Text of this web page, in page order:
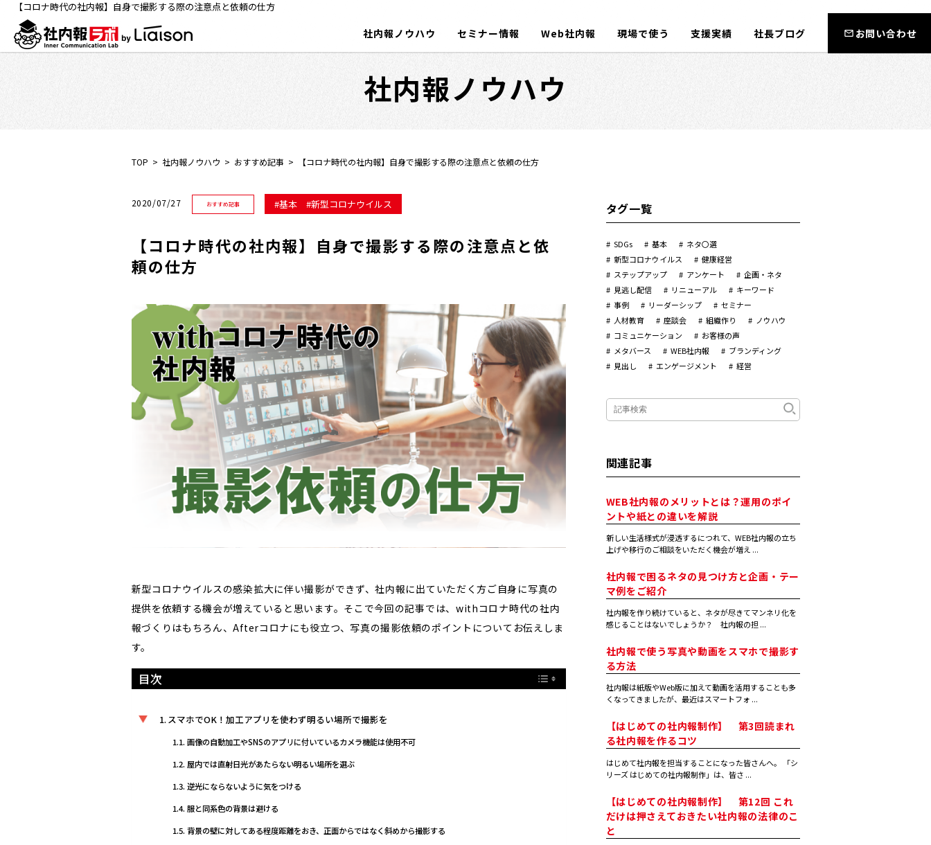
【コロナ時代の社内報】自身で撮影する際の注意点と依頼の仕方
社内報ノウハウ セミナー情報 Web社内報 現場で使う 支援実績 社長ブログ お問い合わせ
社内報ノウハウ
TOP 社内報ノウハウ おすすめ記事 【コロナ時代の社内報】自身で撮影する際の注意点と依頼の仕方
2020/07/27 おすすめ記事 基本 新型コロナウイルス
【コロナ時代の社内報】自身で撮影する際の注意点と依
頼の仕方
新型コロナウイルスの感染拡大に伴い撮影ができず、社内報に出ていただく方ご自身に写真の
提供を依頼する機会が増えていると思います。そこで今回の記事では、withコロナ時代の社内
報づくりはもちろん、Afterコロナにも役立つ、写真の撮影依頼のポイントについてお伝えしま
す。
目次
スマホでOK！加工アプリを使わず明るい場所で撮影を
画像の自動加工やSNSのアプリに付いているカメラ機能は使用不可
屋内では直射日光があたらない明るい場所を選ぶ
逆光にならないように気をつける
服と同系色の背景は避ける
背景の壁に対してある程度距離をおき、正面からではなく斜めから撮影する
タグ一覧
SDGs 基本
ネタ〇選
新型コロナウイルス
健康経営
ステップアップ
アンケート
企画・ネタ
見逃し配信
リニューアル
キーワード
事例
リーダーシップ
セミナー
人材教育
座談会 組織作り
ノウハウ
コミュニケーション
お客様の声
メタバース
WEB社内報
ブランディング
見出し
エンゲージメント 経営
関連記事
WEB社内報のメリットとは？運用のポイ
ントや紙との違いを解説
新しい生活様式が浸透するにつれて、WEB社内報の立ち
上げや移行のご相談をいただく機会が増え ...
社内報で困るネタの見つけ方と企画・テー
マ例をご紹介
社内報を作り続けていると、ネタが尽きてマンネリ化を
感じることはないでしょうか？ 社内報の担 ...
社内報で使う写真や動画をスマホで撮影す
る方法
社内報は紙版やWeb版に加えて動画を活用することも多
くなってきましたが、最近はスマートフォ ...
【はじめての社内報制作】 第3回読まれ
る社内報を作るコツ
はじめて社内報を担当することになった皆さんへ。 「シ
リーズ はじめての社内報制作」は、皆さ ...
【はじめての社内報制作】 第12回 これ
だけは押さえておきたい社内報の法律のこ
と